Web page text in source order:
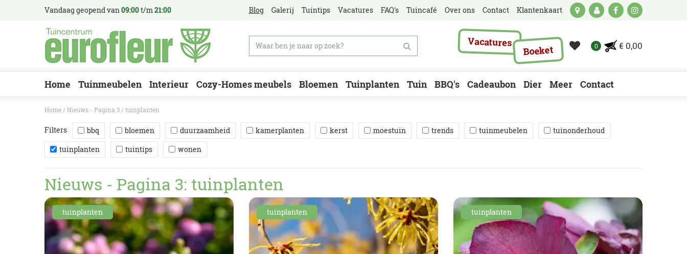
Home Nieuws - Pagina 3 tuinplanten
Vandaag geopend van09:00t/m21:00 Blog Galerij Tuintips Vacatures FAQ's Tuincafé Over ons Contact Klantenkaart
Vacatures
Boeket € 0,00
Home Tuinmeubelen Interieur Cozy-Homes meubels Bloemen Tuinplanten Tuin BBQ's Cadeaubon Dier Meer Contact
Filters bbq bloemen duurzaamheid kamerplanten kerst moestuin trends tuinmeubelen
tuinonderhoud
tuinplanten
tuintips wonen
Nieuws - Pagina 3: tuinplanten
tuinplanten tuinplanten tuinplanten